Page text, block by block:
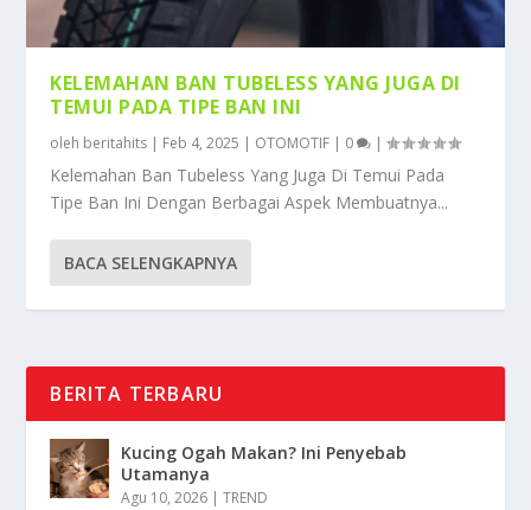
KELEMAHAN BAN TUBELESS YANG JUGA DI
TEMUI PADA TIPE BAN INI
oleh beritahits | Feb 4, 2025 | OTOMOTIF | 0 |
Kelemahan Ban Tubeless Yang Juga Di Temui Pada
Tipe Ban Ini Dengan Berbagai Aspek Membuatnya...
BACA SELENGKAPNYA
BERITA TERBARU
Kucing Ogah Makan? Ini Penyebab
Utamanya
Agu 10, 2026 |TREND